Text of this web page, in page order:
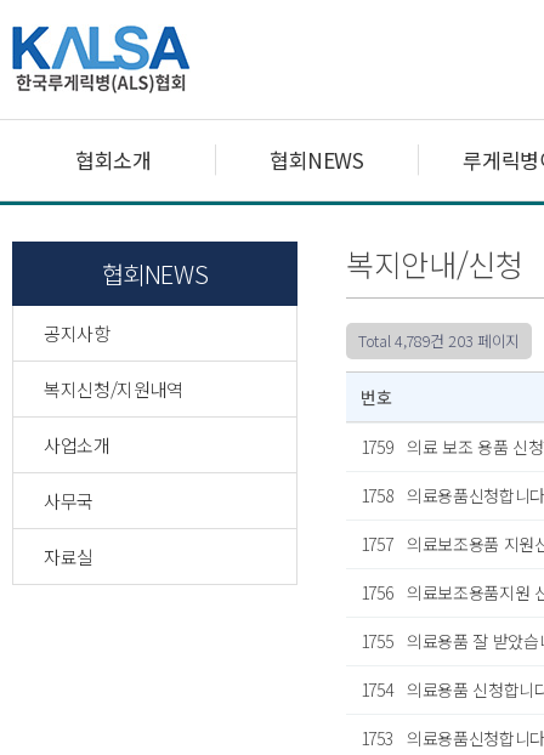
협회소개 협회NEWS 루게릭
협회NEWS
공지사항
복지신청/지원내역
사업소개
사무국
자료실
복지안내/신청
Total 4,789건 203 페이지
번호
1759 의료 보조 용품 신
1758 의료용품신청합니다
1757 의료보조용품 지원
1756 의료보조용품지원
1755 의료용품 잘 받았습
1754 의료용품 신청합니
1753 의료용품신청합니